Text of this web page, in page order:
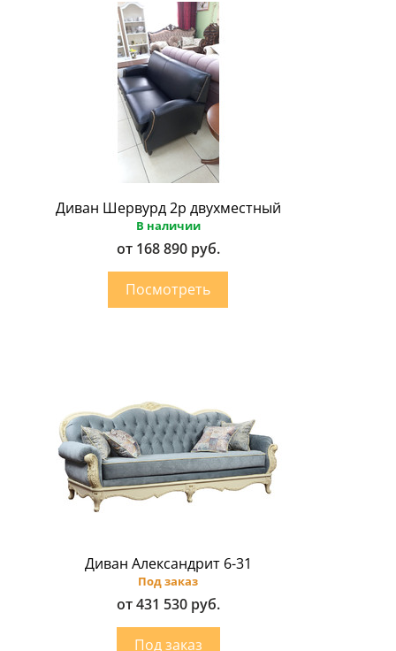
Диван Шервурд 2p двухместный
В наличии
от 168 890 руб.
Диван Александрит 6-31
Под заказ
от 431 530 руб.